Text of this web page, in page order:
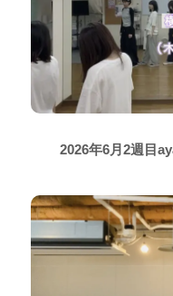
2026年6月2週目